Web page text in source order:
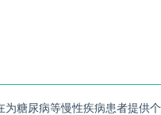
糖尿病等慢性疾病患者提供